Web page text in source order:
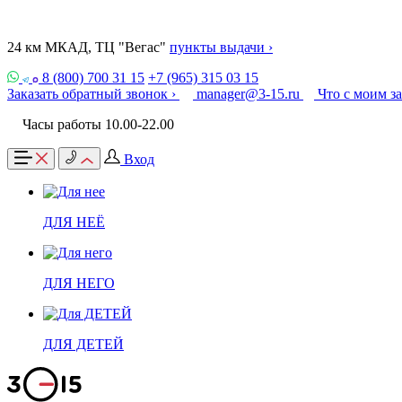
24 км МКАД, ТЦ "Вегас" пункты выдачи ›
8 (800) 700 31 15 +7 (965) 315 03 15
Заказать обратный звонок ›
manager@3-15.ru
Что с моим
Часы работы 10.00-22.00
Вход
ДЛЯ НЕЁ
ДЛЯ НЕГО
ДЛЯ ДЕТЕЙ